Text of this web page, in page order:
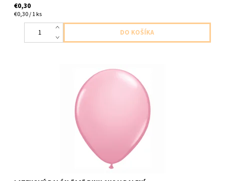
€0,30
€0,30 / 1 ks
latexovy balon ,,16,, ruzova matna 1ks v balení velkost 40cm
dodavame nenafukany